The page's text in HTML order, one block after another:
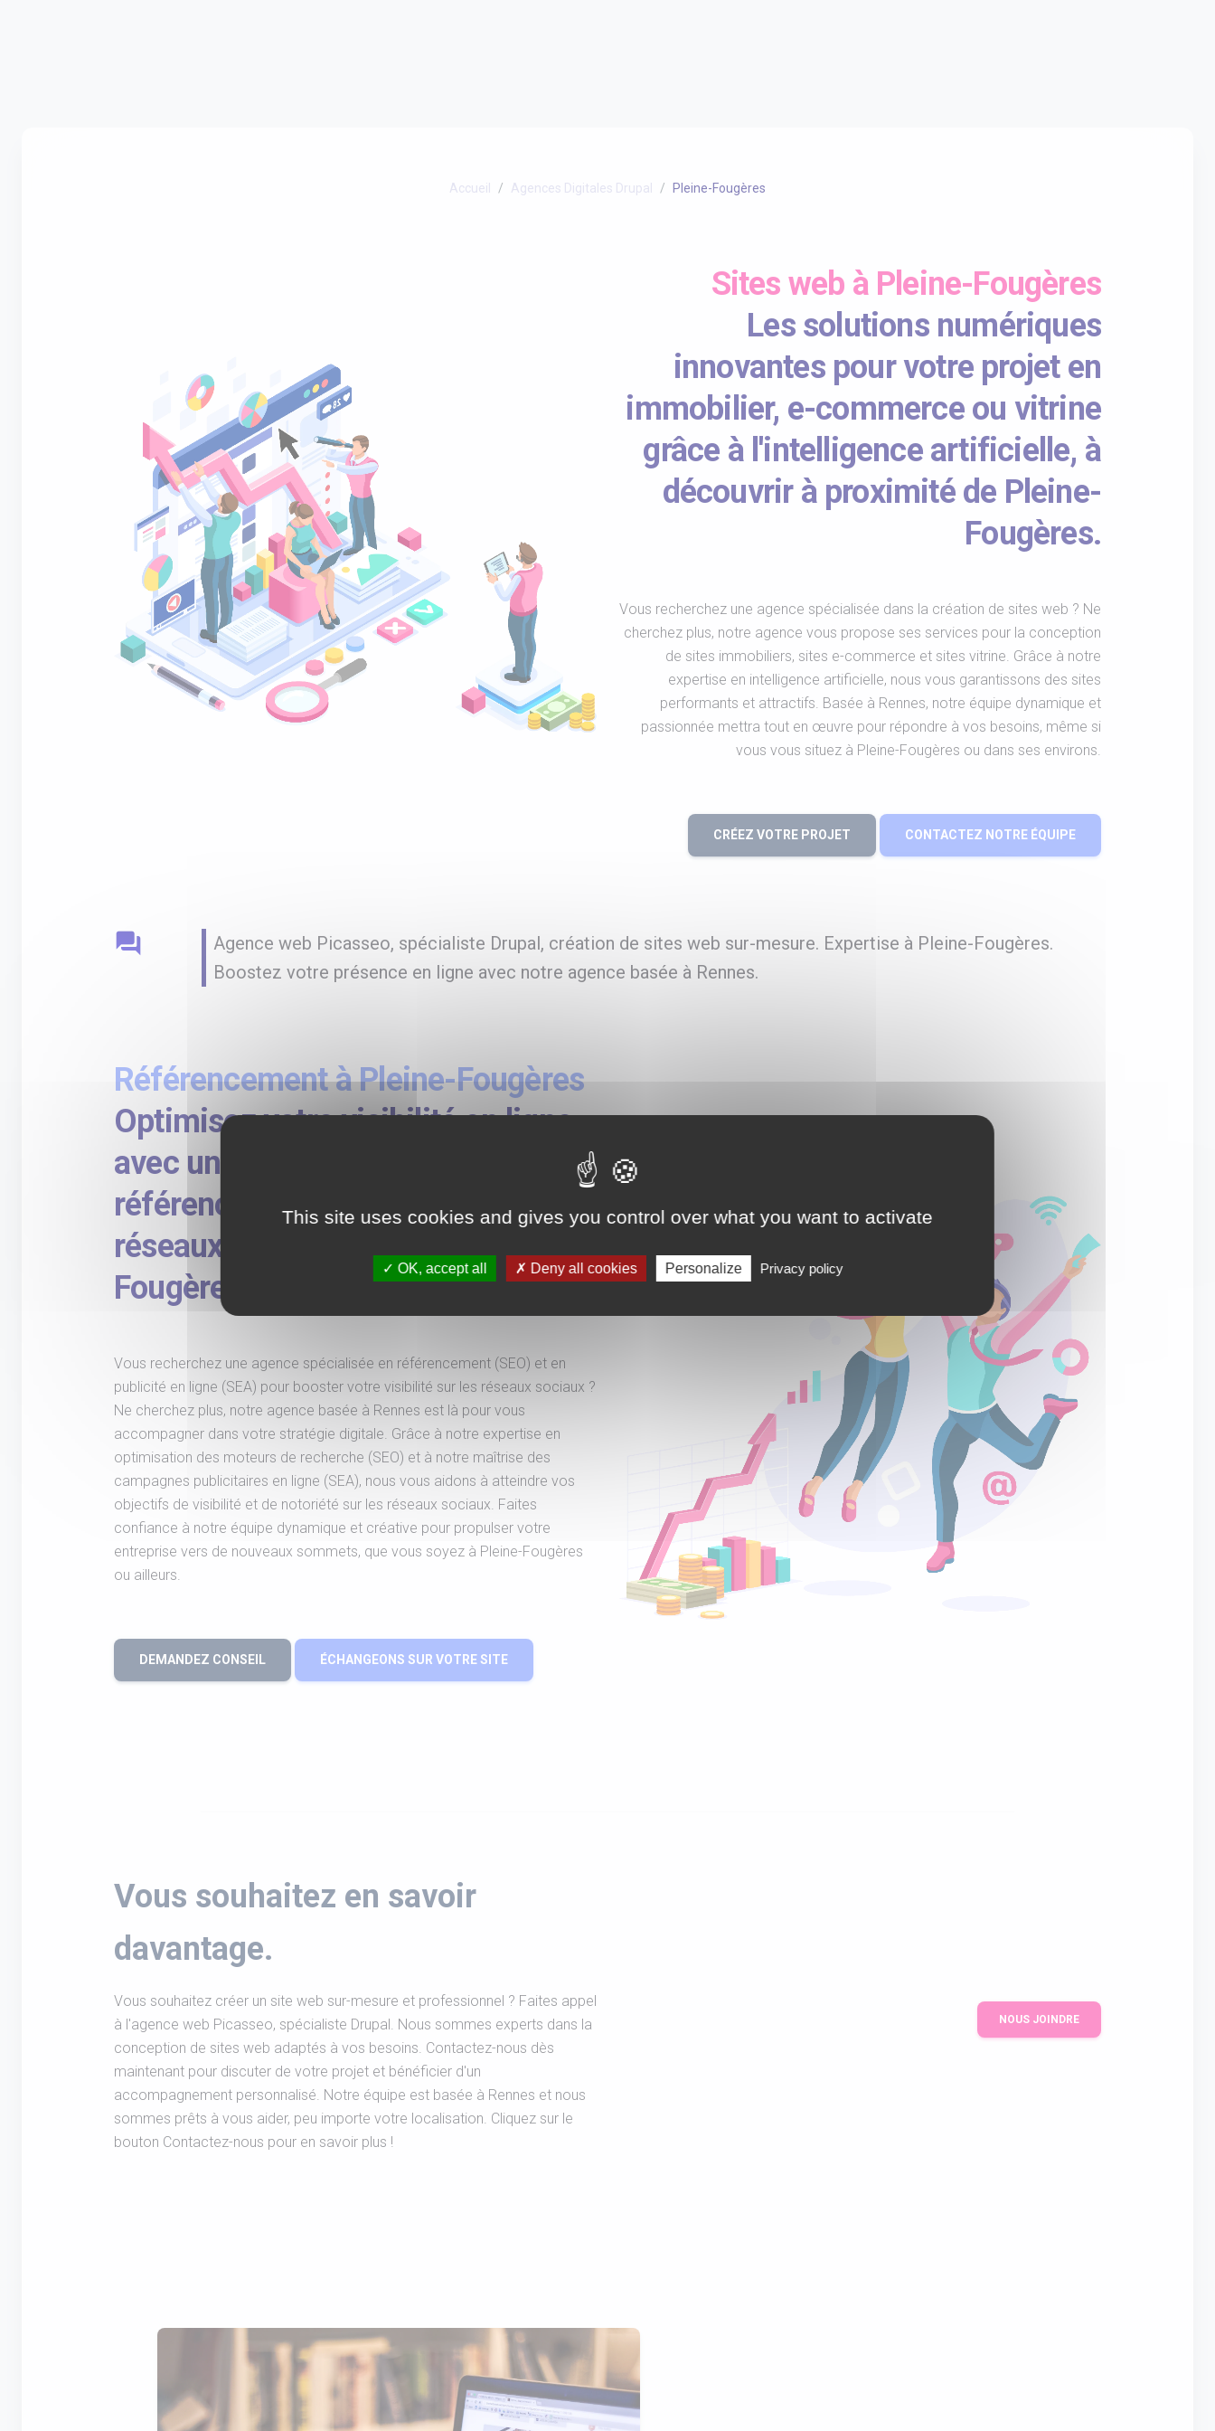
Accueil Agences Digitales Drupal Pleine-Fougères
Sites web à Pleine-Fougères
Les solutions numériques
innovantes pour votre projet en
immobilier, e-commerce ou vitrine
grâce à l'intelligence artificielle, à
découvrir à proximité de Pleine-
Fougères.
Vous recherchez une agence spécialisée dans la création de sites web ? Ne
cherchez plus, notre agence vous propose ses services pour la conception
de sites immobiliers, sites e-commerce et sites vitrine. Grâce à notre
expertise en intelligence artificielle, nous vous garantissons des sites
performants et attractifs. Basée à Rennes, notre équipe dynamique et
passionnée mettra tout en œuvre pour répondre à vos besoins, même si
vous vous situez à Pleine-Fougères ou dans ses environs.
CRÉEZ VOTRE PROJET CONTACTEZ NOTRE ÉQUIPE
question_answer
Agence web Picasseo, spécialiste Drupal, création de sites web sur-mesure. Expertise à Pleine-Fougères.
Boostez votre présence en ligne avec notre agence basée à Rennes.
Référencement à Pleine-Fougères
Optimisez votre visibilité en ligne
avec une agence spécialisée en
référencement, SEO, SEA et
réseaux sociaux près de Pleine-
Fougères.
Vous recherchez une agence spécialisée en référencement (SEO) et en
publicité en ligne (SEA) pour booster votre visibilité sur les réseaux sociaux ?
Ne cherchez plus, notre agence basée à Rennes est là pour vous
accompagner dans votre stratégie digitale. Grâce à notre expertise en
optimisation des moteurs de recherche (SEO) et à notre maîtrise des
campagnes publicitaires en ligne (SEA), nous vous aidons à atteindre vos
objectifs de visibilité et de notoriété sur les réseaux sociaux. Faites
confiance à notre équipe dynamique et créative pour propulser votre
entreprise vers de nouveaux sommets, que vous soyez à Pleine-Fougères
ou ailleurs.
DEMANDEZ CONSEIL ÉCHANGEONS SUR VOTRE SITE
Vous souhaitez en savoir
davantage.
Vous souhaitez créer un site web sur-mesure et professionnel ? Faites appel
à l'agence web Picasseo, spécialiste Drupal. Nous sommes experts dans la
conception de sites web adaptés à vos besoins. Contactez-nous dès
maintenant pour discuter de votre projet et bénéficier d'un
accompagnement personnalisé. Notre équipe est basée à Rennes et nous
sommes prêts à vous aider, peu importe votre localisation. Cliquez sur le
bouton Contactez-nous pour en savoir plus !
NOUS JOINDRE
This site uses cookies and gives you control over what you want to activate
OK, accept all Deny all cookies Personalize Privacy policy